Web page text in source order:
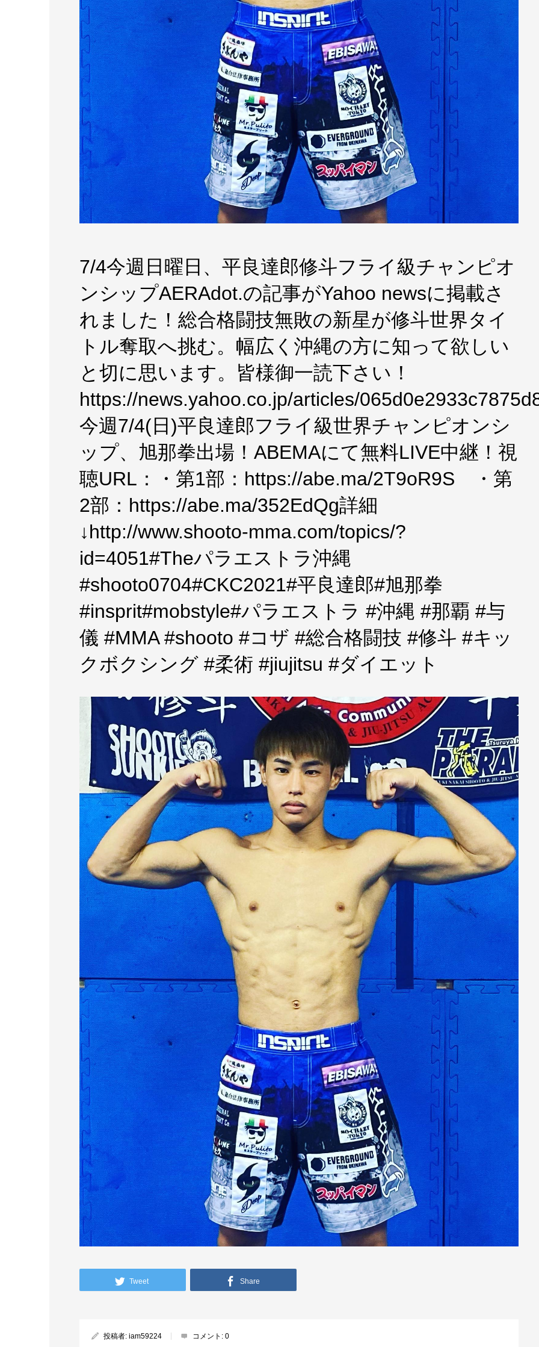
7/4今週日曜日、平良達郎修斗フライ級チャンピオ
ンシップAERAdot.の記事がYahoo newsに掲載さ
れました！総合格闘技無敗の新星が修斗世界タイ
トル奪取へ挑む。幅広く沖縄の方に知って欲しい
と切に思います。皆様御一読下さい！
https://news.yahoo.co.jp/articles/
今週7/4(日)平良達郎フライ級世界チャンピオンシ
ップ、旭那拳出場！ABEMAにて無料LIVE中継！視
聴URL：・第1部：https://abe.ma/2T9oR9S ・第
2部：https://abe.ma/352EdQg詳細
↓http://www.shooto-mma.com/topics/?
id=4051#Theパラエストラ沖縄
#shooto0704#CKC2021#平良達郎#旭那拳
#insprit#mobstyle#パラエストラ #沖縄 #那覇 #与
儀 #MMA #shooto #コザ #総合格闘技 #修斗 #キッ
クボクシング #柔術 #jiujitsu #ダイエット
Tweet Share
投稿者: iam59224 コメント: 0